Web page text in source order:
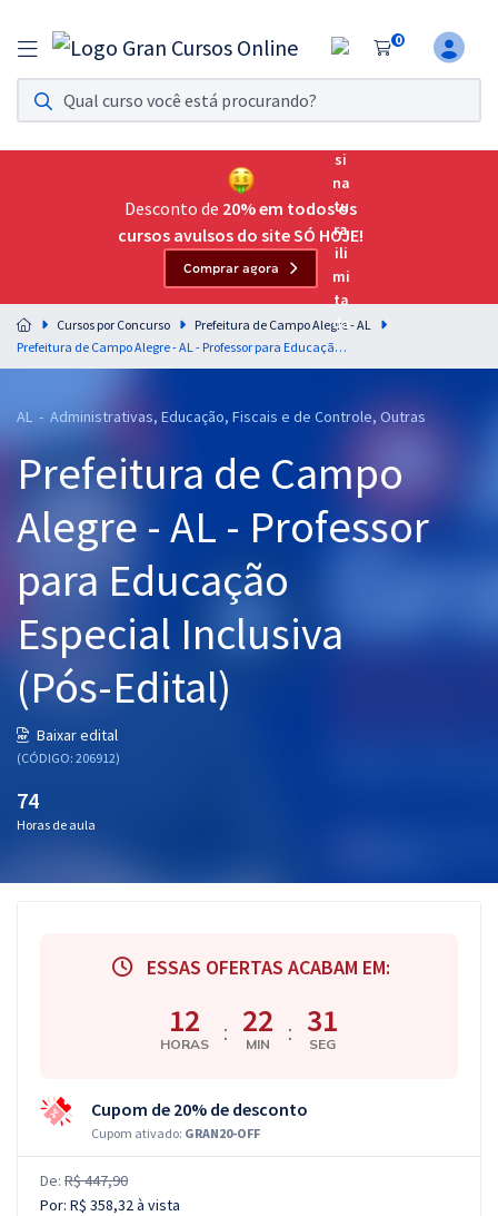
0
Assinatura Ilimitada 11
Acesso a todos os cursos. Teste grátis por 7 dias!
Assinatura OAB Até Passar
Acesso ilimitado a toda preparação para o Exame da
Residências Multiprofissionais
Preparação completa e intensiva para as principais
residências em saúde do Brasil
Cursos 20% OFF
Pós
OAB
Mentorias
Questões grátis
Blog
Desconto de 20% em todos os
cursos avulsos do site SÓ HOJE!
Comprar agora
Cursos por Concurso
Prefeitura de Campo Alegre - AL
Prefeitura de Campo Alegre - AL - Professor para Educação Especial Inclusiva (Pós-Edital)
AL - Administrativas, Educação, Fiscais e de Controle, Outras
Prefeitura de Campo
Alegre - AL - Professor
para Educação
Especial Inclusiva
(Pós-Edital)
Baixar edital
(CÓDIGO: 206912)
74
Horas de aula
ESSAS OFERTAS ACABAM EM:
12
HORAS : 22
MIN : 30
SEG
Cupom de 20% de desconto
Cupom ativado: GRAN20-OFF
De: R$ 447,90
Por: R$ 358,32à vista